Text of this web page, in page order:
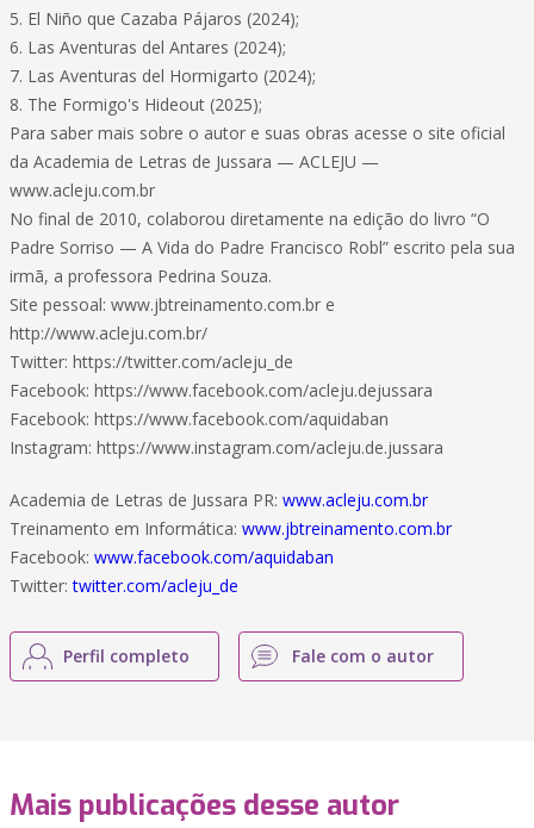
5. El Niño que Cazaba Pájaros (2024);
6. Las Aventuras del Antares (2024);
7. Las Aventuras del Hormigarto (2024);
8. The Formigo's Hideout (2025);
Para saber mais sobre o autor e suas obras acesse o site oficial
da Academia de Letras de Jussara — ACLEJU —
www.acleju.com.br
No final de 2010, colaborou diretamente na edição do livro “O
Padre Sorriso — A Vida do Padre Francisco Robl” escrito pela sua
irmã, a professora Pedrina Souza.
Site pessoal: www.jbtreinamento.com.br e
http://www.acleju.com.br/
Twitter: https://twitter.com/acleju_de
Facebook: https://www.facebook.com/acleju.dejussara
Facebook: https://www.facebook.com/aquidaban
Instagram: https://www.instagram.com/acleju.de.jussara
Academia de Letras de Jussara PR: www.acleju.com.br
Treinamento em Informática: www.jbtreinamento.com.br
Facebook: www.facebook.com/aquidaban
Twitter:twitter.com/acleju_de
Perfil completo Fale com o autor
Mais publicações desse autor